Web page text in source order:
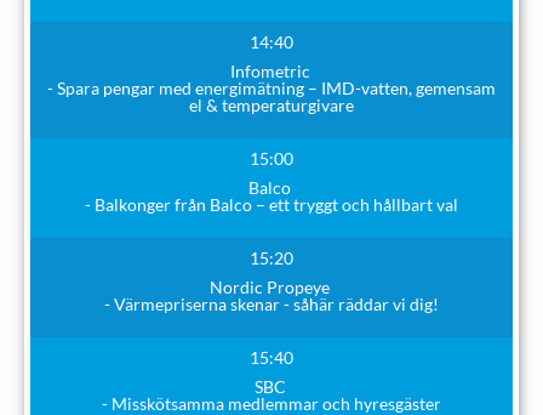
14:40
Infometric
- Spara pengar med energimätning – IMD-vatten, gemensam
el & temperaturgivare
15:00
Balco
- Balkonger från Balco – ett tryggt och hållbart val
15:20
Nordic Propeye
- Värmepriserna skenar - såhär räddar vi dig!
15:40
SBC
- Misskötsamma medlemmar och hyresgäster